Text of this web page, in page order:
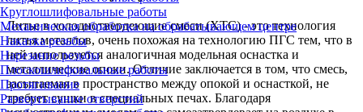
Круглошлифовальные работы
Механическая обработка на обрабатывающем центре
Накатка резьбы
Нарезание резьбы
Плоскошлифовальные работы
Протягивание
Развертывание отверстий
Литье в холоднотвердеющие смеси (ХТС) - это технология
литья металлов, очень похожая на технологию ПГС тем, что в
ней используется аналогичная модельная оснастка и
металлические опоки. Отличие заключается в том, что смесь,
засыпаемая в пространство между опокой и оснасткой, не
требует сушки в специальных печах. Благодаря